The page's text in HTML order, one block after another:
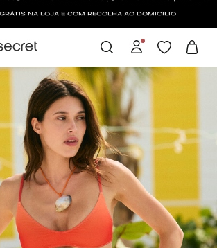
NA LOJA E COM RECOLHA AO DOMICILIO